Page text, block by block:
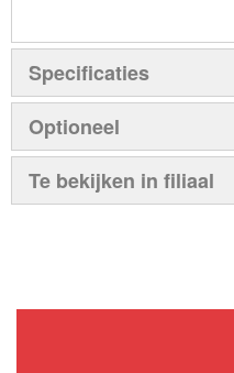
Specificaties
Optioneel
Te bekijken in filiaal